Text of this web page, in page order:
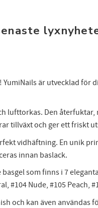
är utvecklad för
lufttorkas. Den
tillväxt och ger ett friskt
vidhäftning. En unik
innan baslack.
som finns i 7
#104 Nude, #105 Peach,
och kan även användas
FÅ 10%
Anmäl dig till nyhetsbrev
att få exclusiva